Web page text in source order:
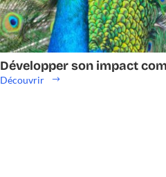
Développer son impact
Découvrir